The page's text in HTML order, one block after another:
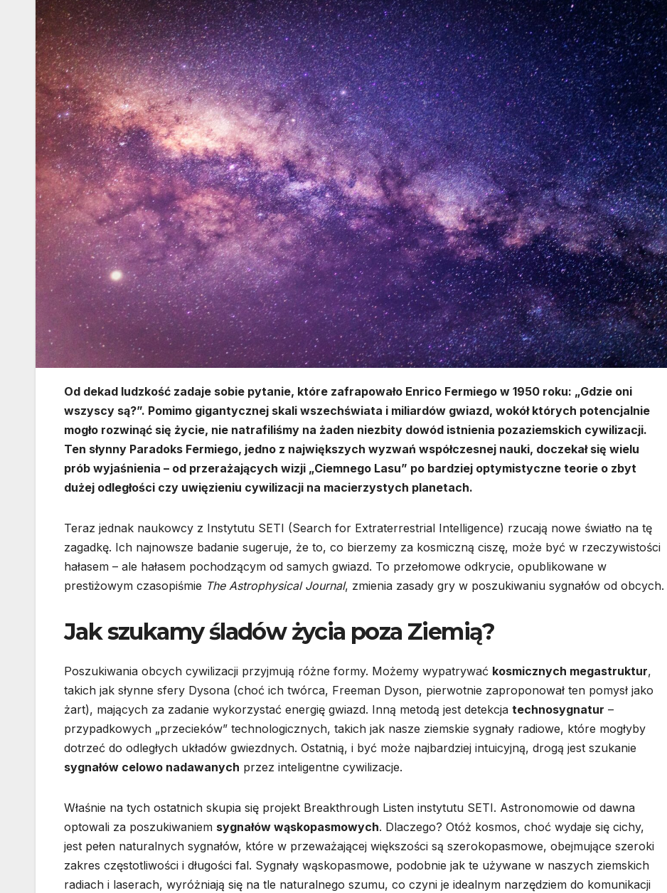
Od dekad ludzkość zadaje sobie pytanie, które zafrapowało Enrico Fermiego w 1950 roku: „Gdzie oni
wszyscy są?”. Pomimo gigantycznej skali wszechświata i miliardów gwiazd, wokół których potencjalnie
mogło rozwinąć się życie, nie natrafiliśmy na żaden niezbity dowód istnienia pozaziemskich cywilizacji.
Ten słynny Paradoks Fermiego, jedno z największych wyzwań współczesnej nauki, doczekał się wielu
prób wyjaśnienia – od przerażających wizji „Ciemnego Lasu” po bardziej optymistyczne teorie o zbyt
dużej odległości czy uwięzieniu cywilizacji na macierzystych planetach.
Teraz jednak naukowcy z Instytutu SETI (Search for Extraterrestrial Intelligence) rzucają nowe światło na tę
zagadkę. Ich najnowsze badanie sugeruje, że to, co bierzemy za kosmiczną ciszę, może być w rzeczywistości
hałasem – ale hałasem pochodzącym od samych gwiazd. To przełomowe odkrycie, opublikowane w
prestiżowym czasopiśmie The Astrophysical Journal, zmienia zasady gry w poszukiwaniu sygnałów od obcych.
Jak szukamy śladów życia poza Ziemią?
Poszukiwania obcych cywilizacji przyjmują różne formy. Możemy wypatrywać kosmicznych megastruktur,
takich jak słynne sfery Dysona (choć ich twórca, Freeman Dyson, pierwotnie zaproponował ten pomysł jako
żart), mających za zadanie wykorzystać energię gwiazd. Inną metodą jest detekcja technosygnatur –
przypadkowych „przecieków” technologicznych, takich jak nasze ziemskie sygnały radiowe, które mogłyby
dotrzeć do odległych układów gwiezdnych. Ostatnią, i być może najbardziej intuicyjną, drogą jest szukanie
sygnałów celowo nadawanych przez inteligentne cywilizacje.
Właśnie na tych ostatnich skupia się projekt Breakthrough Listen instytutu SETI. Astronomowie od dawna
optowali za poszukiwaniem sygnałów wąskopasmowych. Dlaczego? Otóż kosmos, choć wydaje się cichy,
jest pełen naturalnych sygnałów, które w przeważającej większości są szerokopasmowe, obejmujące szeroki
zakres częstotliwości i długości fal. Sygnały wąskopasmowe, podobnie jak te używane w naszych ziemskich
radiach i laserach, wyróżniają się na tle naturalnego szumu, co czyni je idealnym narzędziem do komunikacji